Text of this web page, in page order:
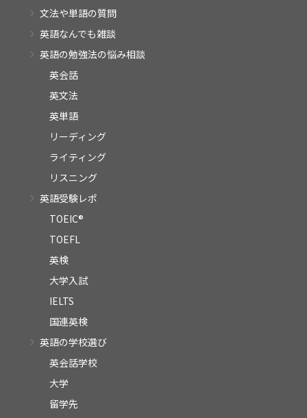
文法や単語の質問
英語なんでも雑談
英語の勉強法の悩み相談
英会話
英文法
英単語
リーディング
ライティング
リスニング
英語受験レポ
TOEIC®
TOEFL
英検
大学入試
IELTS
国連英検
英語の学校選び
英会話学校
大学
留学先